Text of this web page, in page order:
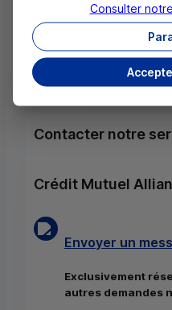
Contacter notre
Crédit Mutuel
Envoyer un
Exclusivement
autres demandes
Consulter